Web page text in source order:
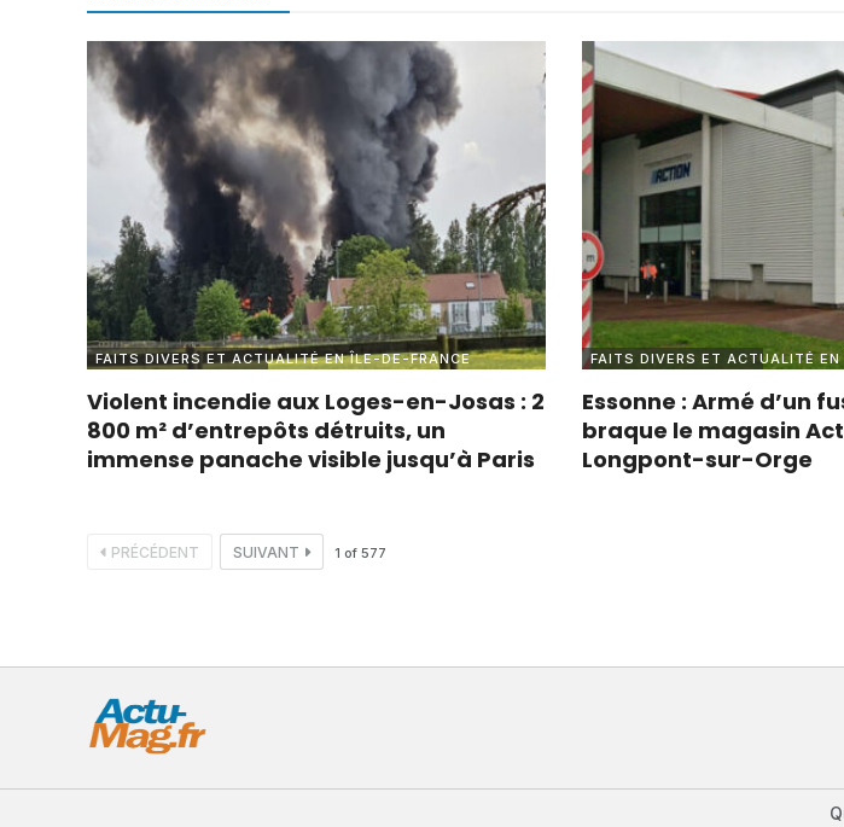
FAITS DIVERS ET ACTUALITÉ EN ÎLE-DE-FRANCE
Violent incendie aux Loges-en-Josas : 2
800 m² d’entrepôts détruits, un
immense panache visible jusqu’à Paris
FAITS DIVERS ET ACTUALITÉ
Essonne : Armé d’un
braque le magasin
Longpont-sur-Orge
PRÉCÉDENT SUIVANT 1 of 577